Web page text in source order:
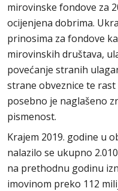
mirovinske fondove za
ocijenjena dobrima.
prinosima za fondove
mirovinskih društava,
povećanje stranih
strane obveznice te
posebno je naglašeno
pismenost.
Krajem 2019. godine u
nalazilo se ukupno
na prethodnu godinu
imovinom preko 112